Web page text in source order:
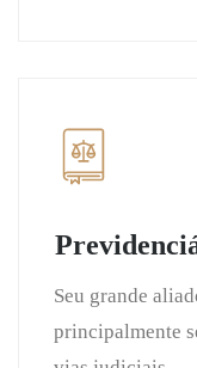
Seu grande
principalmente